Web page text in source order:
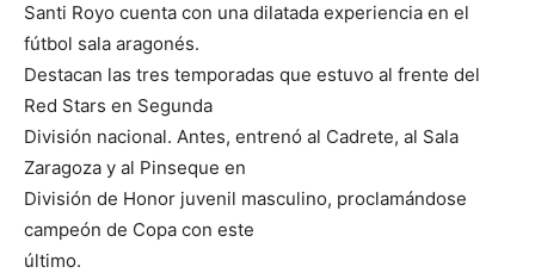
Santi Royo cuenta con una dilatada experiencia en el
fútbol sala aragonés.
Destacan las tres temporadas que estuvo al frente del
Red Stars en Segunda
División nacional. Antes, entrenó al Cadrete, al Sala
Zaragoza y al Pinseque en
División de Honor juvenil masculino, proclamándose
campeón de Copa con este
último.